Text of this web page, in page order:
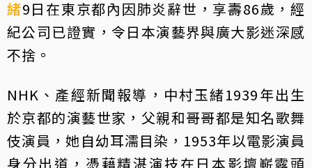
緒9日在東京都內因肺炎辭世，享壽86歲，經
紀公司已證實，令日本演藝界與廣大影迷深感
不捨。
NHK、產經新聞報導，中村玉緒1939年出生
於京都的演藝世家，父親和哥哥都是知名歌舞
伎演員，她自幼耳濡目染，1953年以電影演員
身分出道，憑藉精湛演技在日本影壇嶄露頭